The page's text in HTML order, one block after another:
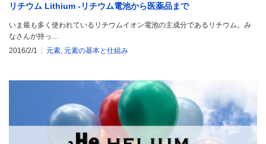
リチウム Lithium -リチウム電池から医薬品まで
いま最も多く使われているリチウムイオン電池の主成分であるリチウム。み
なさんが持っ…
2016/2/1
元素, 元素の基本と仕組み